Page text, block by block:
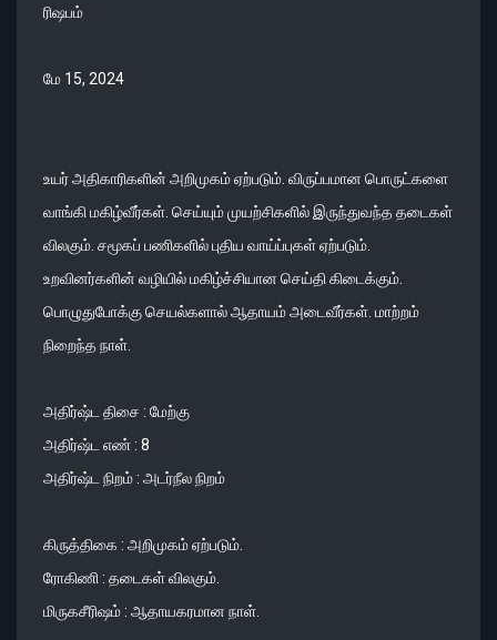
ரிஷபம்
மே 15, 2024
உயர் அதிகாரிகளின் அறிமுகம் ஏற்படும். விருப்பமான பொருட்களை
வாங்கி மகிழ்வீர்கள். செய்யும் முயற்சிகளில் இருந்துவந்த தடைகள்
விலகும். சமூகப் பணிகளில் புதிய வாய்ப்புகள் ஏற்படும்.
உறவினர்களின் வழியில் மகிழ்ச்சியான செய்தி கிடைக்கும்.
பொழுதுபோக்கு செயல்களால் ஆதாயம் அடைவீர்கள். மாற்றம்
நிறைந்த நாள்.
அதிர்ஷ்ட திசை : மேற்கு
அதிர்ஷ்ட எண் : 8
அதிர்ஷ்ட நிறம் : அடர்நீல நிறம்
கிருத்திகை : அறிமுகம் ஏற்படும்.
ரோகிணி : தடைகள் விலகும்.
மிருகசீரிஷம் : ஆதாயகரமான நாள்.